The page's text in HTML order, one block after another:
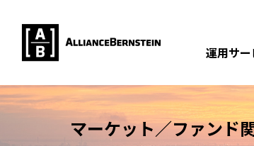
運用サー
マーケット／ファン